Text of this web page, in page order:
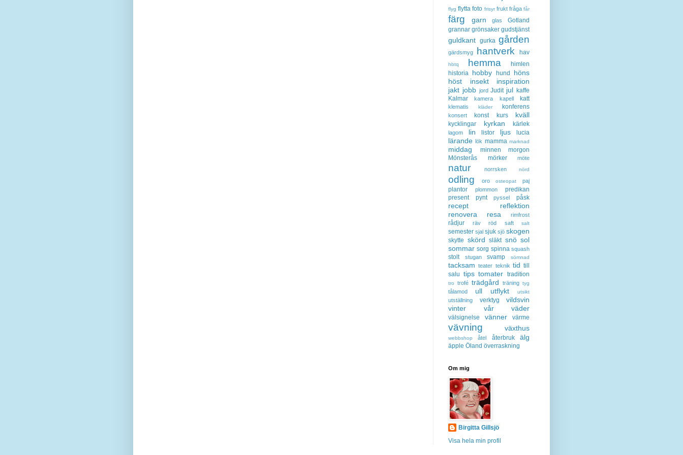
flyg flytta foto frisyr frukt fråga får
färg garn glas
Gotland
grannar grönsaker gudstjänst
guldkant gurka gården
gärdsmyg hantverk hav
hbtq hemma
himlen
historia hobby hund
höns
höst
insekt
inspiration
jakt jobb jord Judit jul kaffe
Kalmar
kamera kapell katt
klematis kläder konferens
konsert konst kurs kväll
kycklingar kyrkan kärlek
lagom lin listor ljus lucia
lärande lök mamma marknad
middag minnen
morgon
Mönsterås
mörker möte
natur norrsken nörd
odling oro osteopat paj
plantor plommon
predikan
present
pynt pyssel påsk
recept
reflektion
renovera
resa rimfrost
rådjur räv röd saft salt
semester sjal sjuk sjö skogen
skytte skörd släkt snö sol
sommar sorg spinna squash
stolt stugan svamp sömnad
tacksam teater teknik tid till
salu tips tomater tradition
tro trofé trädgård träning tyg
tålamod ull utflykt utsikt
utställning verktyg
vildsvin
vinter
vår väder
välsignelse vänner värme
vävning växthus
webbshop åtel återbruk älg
äpple Öland överraskning
Om mig
Birgitta Gillsjö
Visa hela min profil